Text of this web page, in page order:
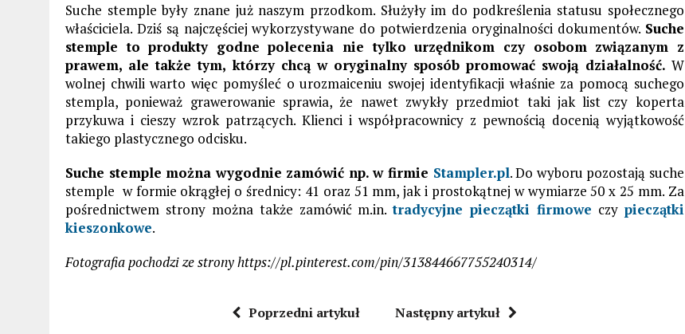
Suche stemple były znane już naszym przodkom. Służyły im do podkreślenia statusu społecznego
właściciela. Dziś są najczęściej wykorzystywane do potwierdzenia oryginalności dokumentów. Suche
stemple to produkty godne polecenia nie tylko urzędnikom czy osobom związanym z
prawem, ale także tym, którzy chcą w oryginalny sposób promować swoją działalność. W
wolnej chwili warto więc pomyśleć o urozmaiceniu swojej identyfikacji właśnie za pomocą suchego
stempla, ponieważ grawerowanie sprawia, że nawet zwykły przedmiot taki jak list czy koperta
przykuwa i cieszy wzrok patrzących. Klienci i współpracownicy z pewnością docenią wyjątkowość
takiego plastycznego odcisku.
Suche stemple można wygodnie zamówić np. w firmie Stampler.pl. Do wyboru pozostają suche
stemple w formie okrągłej o średnicy: 41 oraz 51 mm, jak i prostokątnej w wymiarze 50 x 25 mm. Za
pośrednictwem strony można także zamówić m.in.tradycyjne pieczątki firmowe czy pieczątki
kieszonkowe.
Fotografia pochodzi ze strony https://pl.pinterest.com/pin/313844667755240314/
Poprzedni artykuł Następny artykuł